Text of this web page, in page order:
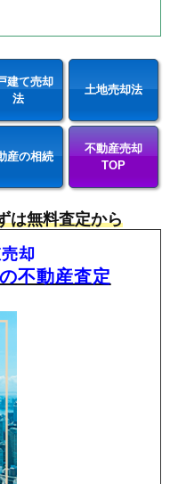
建て売却
法
土地売却法
産の相続
不動産売却
TOP
は無料査定から
却
不動産査定